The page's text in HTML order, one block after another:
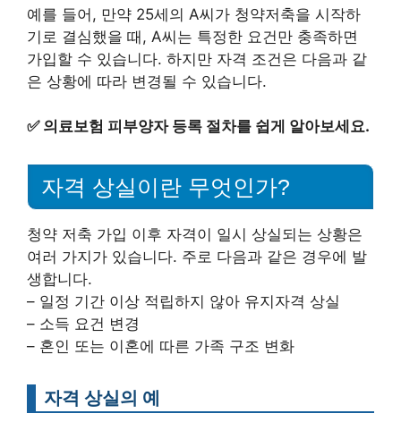
예를 들어, 만약 25세의 A씨가 청약저축을 시작하
기로 결심했을 때, A씨는 특정한 요건만 충족하면
가입할 수 있습니다. 하지만 자격 조건은 다음과 같
은 상황에 따라 변경될 수 있습니다.
✅ 의료보험 피부양자 등록 절차를 쉽게 알아보세요.
자격 상실이란 무엇인가?
청약 저축 가입 이후 자격이 일시 상실되는 상황은
여러 가지가 있습니다. 주로 다음과 같은 경우에 발
생합니다.
– 일정 기간 이상 적립하지 않아 유지자격 상실
– 소득 요건 변경
– 혼인 또는 이혼에 따른 가족 구조 변화
자격 상실의 예